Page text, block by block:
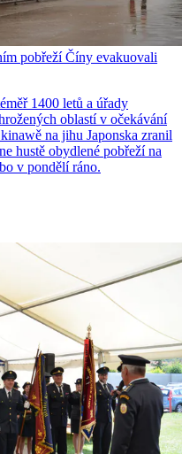
pobřeží Číny evakuovali
1400 letů a úřady
oblastí v očekávání
na jihu Japonska zranil
hustě obydlené pobřeží na
v pondělí ráno.